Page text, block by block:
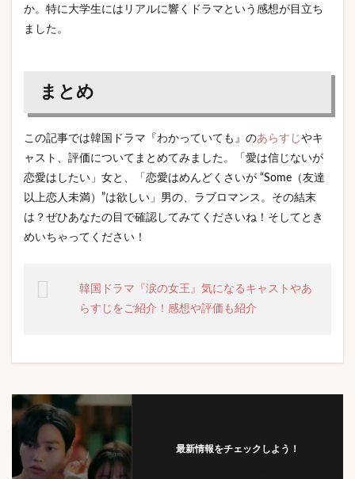
か。特に大学生にはリアルに響くドラマという感想が目立ち
ました。
まとめ
この記事では韓国ドラマ『わかっていても』のあらすじやキ
ャスト、評価についてまとめてみました。「愛は信じないが
恋愛はしたい」女と、「恋愛はめんどくさいが “Some（友達
以上恋人未満）”は欲しい」男の、ラブロマンス。その結末
は？ぜひあなたの目で確認してみてくださいね！そしてとき
めいちゃってください！
韓国ドラマ『涙の女王』気になるキャストやあ
らすじをご紹介！感想や評価も紹介
最新情報をチェックしよう！